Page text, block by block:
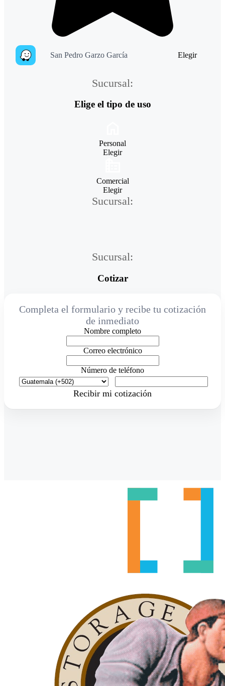
San Pedro Garzo García Elegir
Sucursal:
Elige el tipo de uso
Personal
Elegir
Comercial
Elegir
Sucursal:
Sucursal:
Cotizar
Completa el formulario y recibe tu cotización
de inmediato
Nombre completo
Correo electrónico
Número de teléfono
Recibir mi cotización